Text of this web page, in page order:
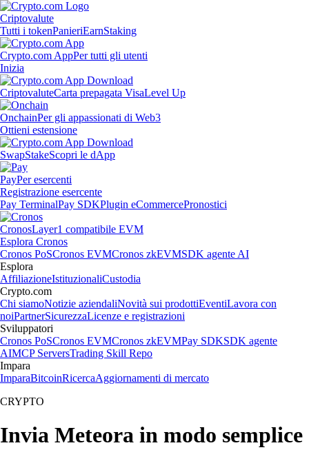
Criptovalute
Tutti i tokenPanieriEarnStaking
Crypto.com AppPer tutti gli utenti
Inizia
CriptovaluteCarta prepagata VisaLevel Up
OnchainPer gli appassionati di Web3
Ottieni estensione
SwapStakeScopri le dApp
PayPer esercenti
Registrazione esercente
Pay TerminalPay SDKPlugin eCommercePronostici
CronosLayer1 compatibile EVM
Esplora Cronos
Cronos PoSCronos EVMCronos zkEVMSDK agente AI
Esplora
AffiliazioneIstituzionaliCustodia
Crypto.com
Chi siamoNotizie aziendaliNovità sui prodottiEventiLavora con
noiPartnerSicurezzaLicenze e registrazioni
Sviluppatori
Cronos PoSCronos EVMCronos zkEVMPay SDKSDK agente
AIMCP ServersTrading Skill Repo
Impara
ImparaBitcoinRicercaAggiornamenti di mercato
CRYPTO
Invia Meteora in modo semplice